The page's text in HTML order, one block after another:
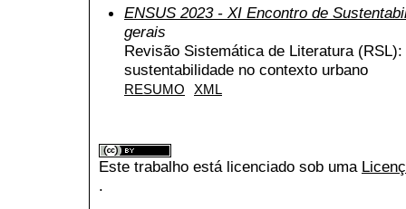
ENSUS 2023 - XI Encontro de
gerais
Revisão Sistemática de Literatura
sustentabilidade no contexto urbano
RESUMO XML
Este trabalho está licenciado sob uma
.